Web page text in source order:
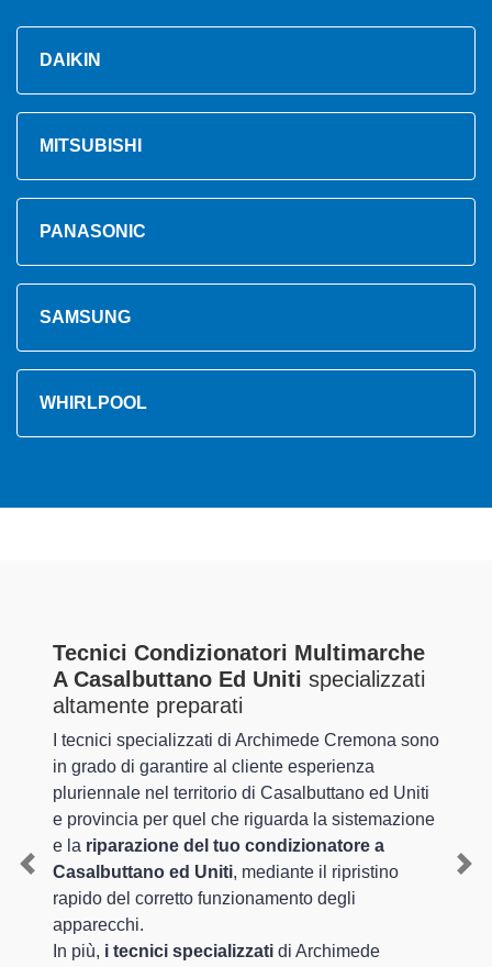
DAIKIN
MITSUBISHI
PANASONIC
SAMSUNG
WHIRLPOOL
Tecnici Condizionatori Multimarche
A Casalbuttano Ed Uniti specializzati
altamente preparati
I tecnici specializzati di Archimede Cremona sono
in grado di garantire al cliente esperienza
pluriennale nel territorio di Casalbuttano ed Uniti
e provincia per quel che riguarda la sistemazione
e la riparazione del tuo condizionatore a
Casalbuttano ed Uniti, mediante il ripristino
rapido del corretto funzionamento degli
apparecchi.
In più, i tecnici specializzati di Archimede
Previous